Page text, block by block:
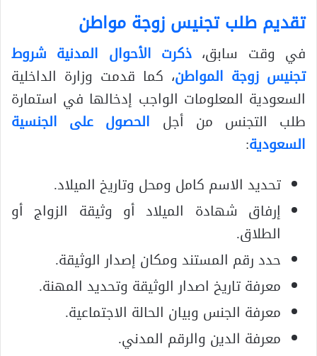
تقديم طلب تجنيس زوجة مواطن
في وقت سابق، ذكرت الأحوال المدنية شروط
تجنيس زوجة المواطن، كما قدمت وزارة الداخلية
السعودية المعلومات الواجب إدخالها في استمارة
طلب التجنس من أجل الحصول على الجنسية
السعودية:
تحديد الاسم كامل ومحل وتاريخ الميلاد.
إرفاق شهادة الميلاد أو وثيقة الزواج أو
الطلاق.
حدد رقم المستند ومكان إصدار الوثيقة.
معرفة تاريخ اصدار الوثيقة وتحديد المهنة.
معرفة الجنس وبيان الحالة الاجتماعية.
معرفة الدين والرقم المدني.